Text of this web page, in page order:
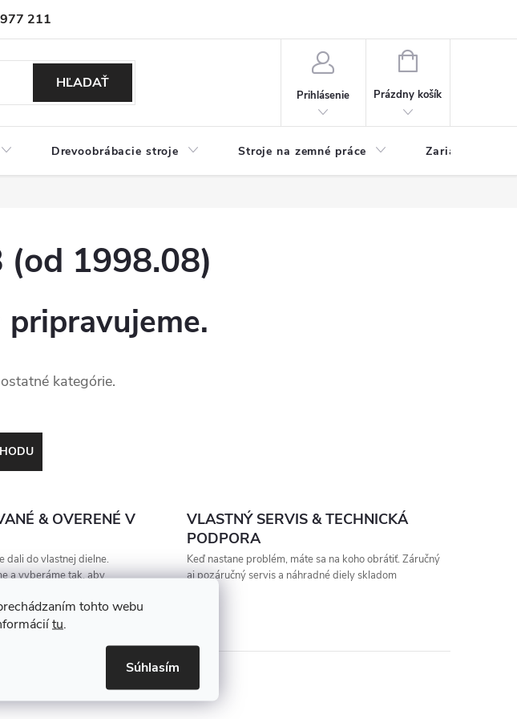
tohto webu
tu.
Súhlasím
211
údajov
HĽADAŤ
Prihlásenie
NÁKUPNÝ
Prázdny košík
Drevoobrábacie stroje Stroje na zemné práce Zariadenia na
(od 1998.08)
kategórie.
& OVERENÉ V
dali do vlastnej dielne.
a vyberáme tak, aby
VLASTNÝ SERVIS & TECHNICKÁ
PODPORA
Keď nastane problém, máte sa na koho obrátiť. Záručný
aj pozáručný servis a náhradné diely skladom